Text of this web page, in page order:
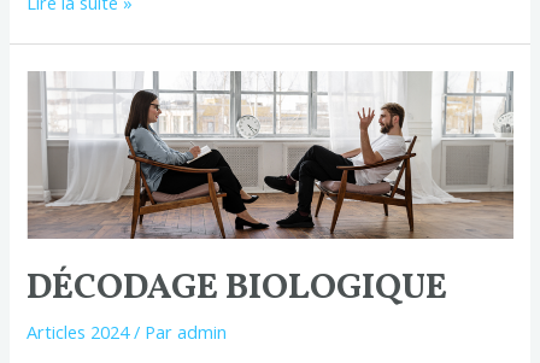
DÉCODAGE BIOLOGIQUE
Articles 2024/ Paradmin
Décodage
biologique